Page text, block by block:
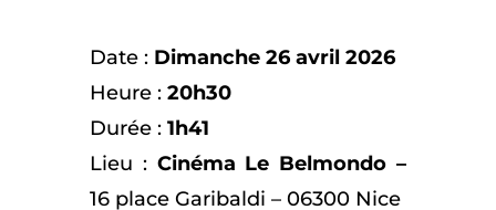
Date : Dimanche 26 avril 2026
Heure : 20h30
Durée : 1h41
Lieu : Cinéma Le Belmondo –
16 place Garibaldi – 06300 Nice